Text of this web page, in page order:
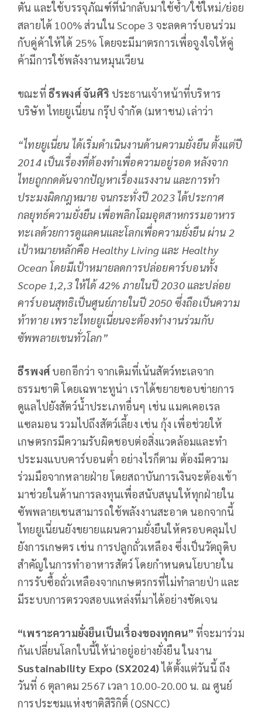
ตัน และใช้บรรจุภัณฑ์ที่นำกลับมาใช้ซ้ำ/ใช้ใหม่/ย่อย
สลายได้ 100% ส่วนใน Scope 3 จะลดคาร์บอนร่วม
กับคู่ค้าให้ได้ 25% โดยจะมีมาตรการเพื่อจูงใจให้คู่
ค้ามีการใช้พลังงานหมุนเวียน
ขณะที่ ธีรพงศ์ จันศิริ ประธานเจ้าหน้าที่บริหาร
บริษัท ไทยยูเนี่ยน กรุ๊ป จำกัด (มหาชน) เล่าว่า
“ไทยยูเนี่ยน ได้เริ่มดำเนินงานด้านความยั่งยืน ตั้งแต่ปี
2014 เป็นเรื่องที่ต้องทำเพื่อความอยู่รอด หลังจาก
ไทยถูกกดดันจากปัญหาเรื่องแรงงาน และการทำ
ประมงผิดกฎหมาย จนกระทั่งปี 2023 ได้ประกาศ
กลยุทธ์ความยั่งยืน เพื่อพลิกโฉมอุตสาหกรรมอาหาร
ทะเลด้วยการดูแลคนและโลกเพื่อความยั่งยืน ผ่าน 2
เป้าหมายหลักคือ Healthy Living และ Healthy
Ocean โดยมีเป้าหมายลดการปล่อยคาร์บอนทั้ง
Scope 1,2,3 ให้ได้ 42% ภายในปี 2030 และปล่อย
คาร์บอนสุทธิเป็นศูนย์ภายในปี 2050 ซึ่งถือเป็นความ
ท้าทาย เพราะไทยยูเนี่ยนจะต้องทำงานร่วมกับ
ซัพพลายเชนทั่วโลก”
ธีรพงศ์บอกอีกว่า จากเดิมที่เน้นสัตว์ทะเลจาก
ธรรมชาติ โดยเฉพาะทูน่า เราได้ขยายขอบข่ายการ
ดูแลไปยังสัตว์น้ำประเภทอื่นๆ เช่น แมคเคอเรล
แซลมอน รวมไปถึงสัตว์เลี้ยง เช่น กุ้ง เพื่อช่วยให้
เกษตรกรมีความรับผิดชอบต่อสิ่งแวดล้อมและทำ
ประมงแบบคาร์บอนต่ำ อย่างไรก็ตาม ต้องมีความ
ร่วมมือจากหลายฝ่าย โดยสถาบันการเงินจะต้องเข้า
มาช่วยในด้านการลงทุนเพื่อสนับสนุนให้ทุกฝ่ายใน
ซัพพลายเชนสามารถใช้พลังงานสะอาด นอกจากนี้
ไทยยูเนี่ยนยังขยายแผนความยั่งยืนให้ครอบคลุมไป
ยังการเกษตร เช่น การปลูกถั่วเหลือง ซึ่งเป็นวัตถุดิบ
สำคัญในการทำอาหารสัตว์ โดยกำหนดนโยบายใน
การรับซื้อถั่วเหลืองจากเกษตรกรที่ไม่ทำลายป่า และ
มีระบบการตรวจสอบแหล่งที่มาได้อย่างชัดเจน
“เพราะความยั่งยืนเป็นเรื่องของทุกคน” ที่จะมาร่วม
กันเปลี่ยนโลกใบนี้ให้น่าอยู่อย่างยั่งยืน ในงาน
Sustainability Expo (SX2024)ได้ตั้งแต่วันนี้ ถึง
วันที่ 6 ตุลาคม 2567 เวลา 10.00-20.00 น. ณ ศูนย์
การประชุมแห่งชาติสิริกิติ์ (QSNCC)